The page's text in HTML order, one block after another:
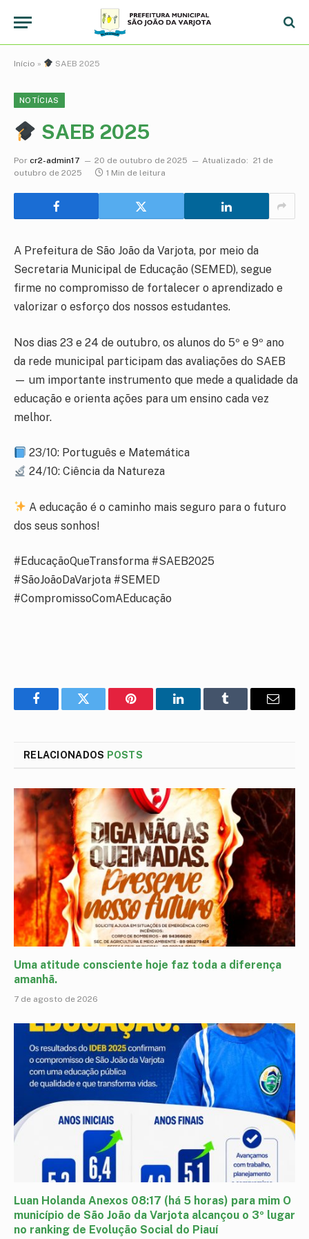
Início » SAEB 2025
NOTÍCIAS
SAEB 2025
Por cr2-admin17 20 de outubro de 2025 Atualizado: 21 de
outubro de 2025
1 Min de leitura
A Prefeitura de São João da Varjota, por meio da
Secretaria Municipal de Educação (SEMED), segue
firme no compromisso de fortalecer o aprendizado e
valorizar o esforço dos nossos estudantes.
Nos dias 23 e 24 de outubro, os alunos do 5º e 9º ano
da rede municipal participam das avaliações do SAEB
— um importante instrumento que mede a qualidade da
educação e orienta ações para um ensino cada vez
melhor.
23/10: Português e Matemática
24/10: Ciência da Natureza
A educação é o caminho mais seguro para o futuro
dos seus sonhos!
#EducaçãoQueTransforma #SAEB2025
#SãoJoãoDaVarjota #SEMED
#CompromissoComAEducação
FacebookTwitter Pinterest LinkedInTumblr
E-
RELACIONADOS POSTS
Uma atitude consciente hoje faz toda a diferença
amanhã.
7 de agosto de 2026
Luan Holanda Anexos 08:17 (há 5 horas) para mim O
município de São João da Varjota alcançou o 3º lugar
no ranking de Evolução Social do Piauí